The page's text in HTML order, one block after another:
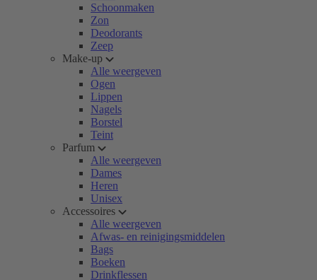
Schoonmaken
Zon
Deodorants
Zeep
Make-up
Alle weergeven
Ogen
Lippen
Nagels
Borstel
Teint
Parfum
Alle weergeven
Dames
Heren
Unisex
Accessoires
Alle weergeven
Afwas- en reinigingsmiddelen
Bags
Boeken
Drinkflessen